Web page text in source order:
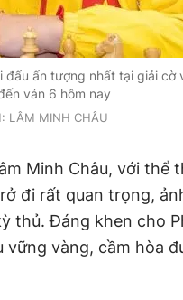
đấu ấn tượng nhất tại giải cờ
ván 6 hôm nay
LÂM MINH CHÂU
Minh Châu, với thể
đi rất quan trọng,
thủ. Đáng khen cho
vàng, cầm hòa